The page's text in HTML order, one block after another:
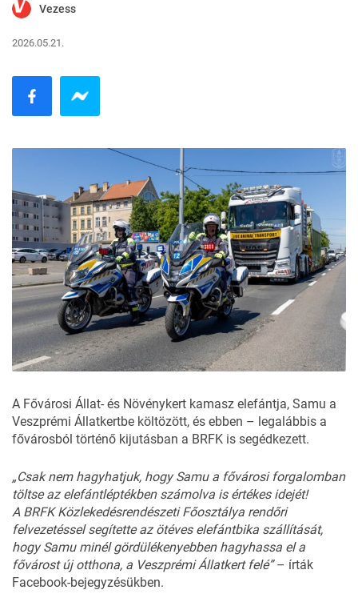
Vezess
2026.05.21.
A Fővárosi Állat- és Növénykert kamasz elefántja, Samu a
Veszprémi Állatkertbe költözött, és ebben – legalábbis a
fővárosból történő kijutásban a BRFK is segédkezett.
„Csak nem hagyhatjuk, hogy Samu a fővárosi forgalomban
töltse az elefántléptékben számolva is értékes idejét!
A BRFK Közlekedésrendészeti Főosztálya rendőri
felvezetéssel segítette az ötéves elefántbika szállítását,
hogy Samu minél gördülékenyebben hagyhassa el a
fővárost új otthona, a Veszprémi Állatkert felé”– írták
Facebook-bejegyzésükben.